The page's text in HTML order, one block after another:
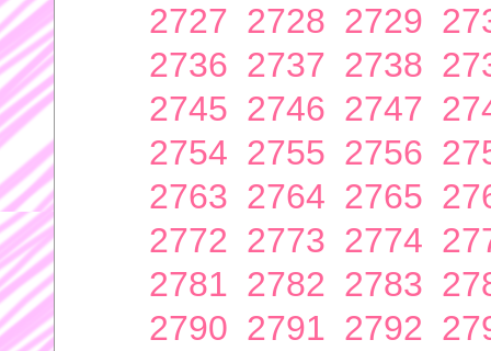
2727 2728 2729
2736 2737 2738
2745 2746 2747
2754 2755 2756
2763 2764 2765
2772 2773 2774
2781 2782 2783
2790 2791 2792